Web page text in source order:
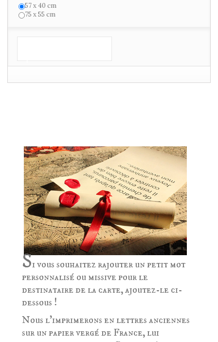
57 x 40 cm
75 x 55 cm
Si vous souhaitez rajouter un petit mot
personnalisé ou missive pour le
destinataire de la carte, ajoutez-le ci-
dessous !
Nous l'imprimerons en lettres anciennes
sur un papier vergé de France, lui